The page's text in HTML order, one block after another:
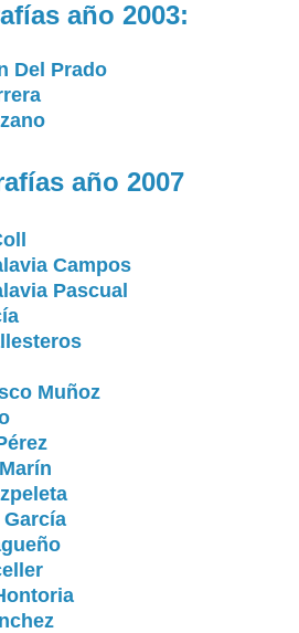
año 2003:
Del Prado
año 2007
Campos
Pascual
Muñoz